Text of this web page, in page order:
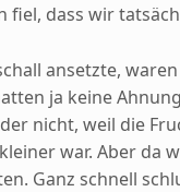
fiel, dass wir
ansetzte,
ja keine
nicht, weil die
war. Aber da
Ganz schnell